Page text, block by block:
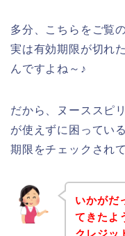
多分、こちらをご覧
実は有効期限が切れ
んですよね～♪
だから、ヌーススピ
が使えずに困ってい
期限をチェックされ
いかがだ
てきたよ
クレジッ